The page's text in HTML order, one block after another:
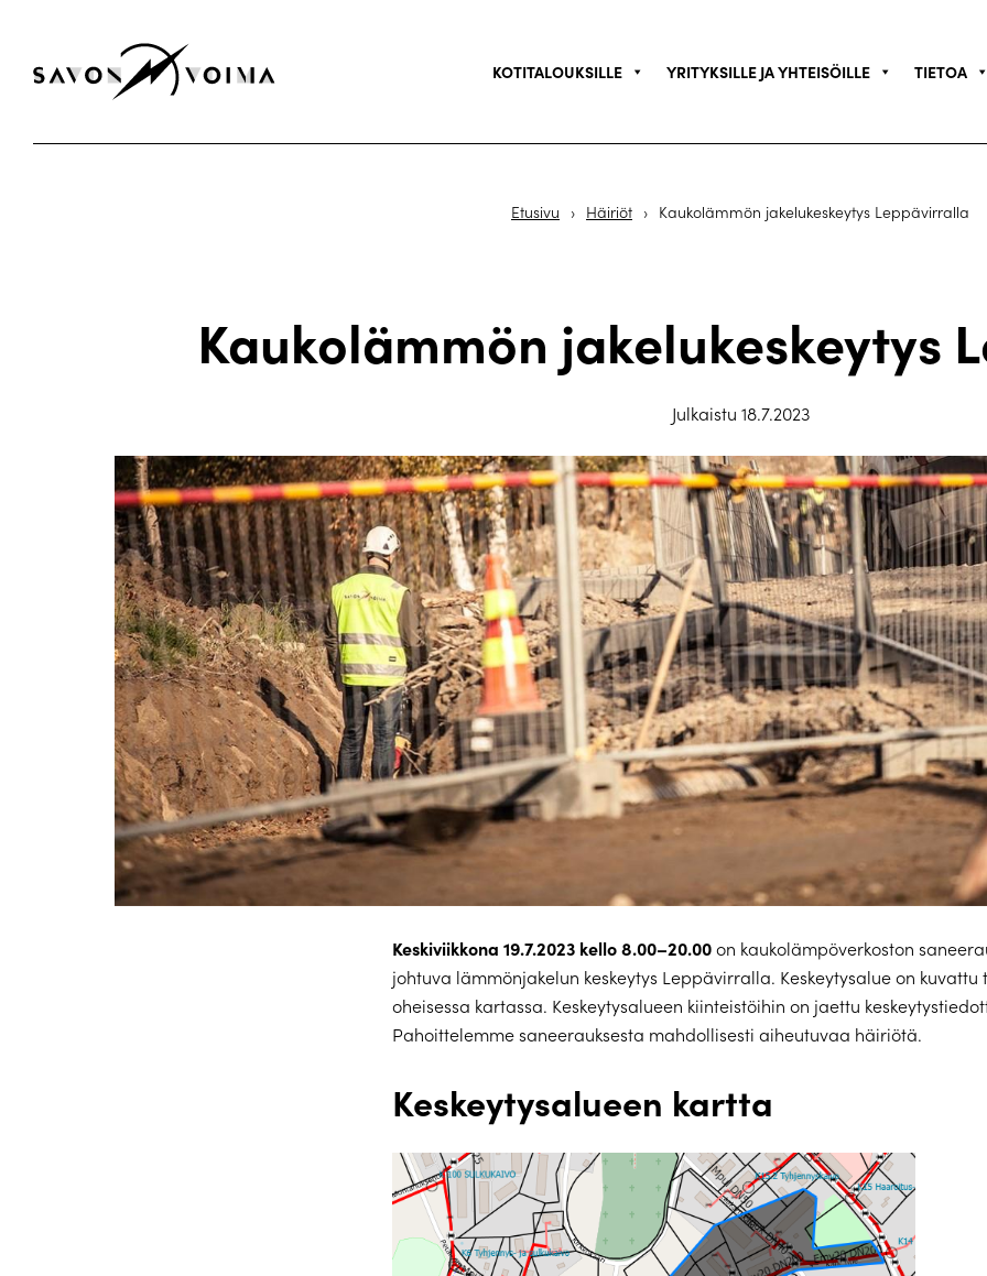
KOTITALOUKSILLE YRITYKSILLE JA YHTEISÖILLE TIETOA
Etusivu › Häiriöt › Kaukolämmön jakelukeskeytys Leppävirralla
Kaukolämmön jakelukeskeytys
Julkaistu 18.7.2023
Keskiviikkona 19.7.2023 kello 8.00–20.00on kaukolämpöverkoston
johtuva lämmönjakelun keskeytys Leppävirralla. Keskeytysalue on kuvattu
oheisessa kartassa. Keskeytysalueen kiinteistöihin on jaettu
Pahoittelemme saneerauksesta mahdollisesti aiheutuvaa häiriötä.
Keskeytysalueen kartta